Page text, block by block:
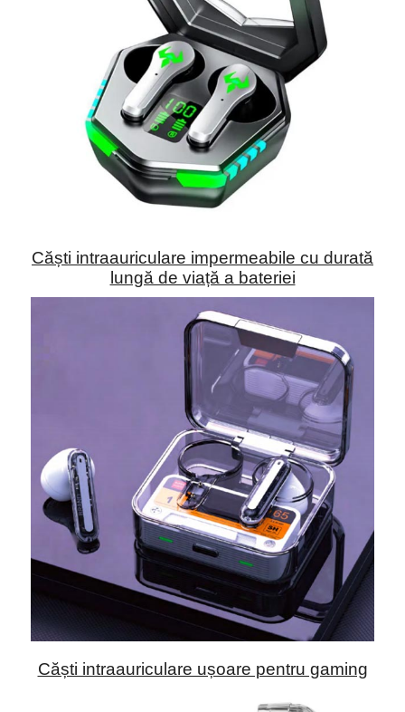
Căști intraauriculare impermeabile cu durată
lungă de viață a bateriei
Căști intraauriculare ușoare pentru gaming